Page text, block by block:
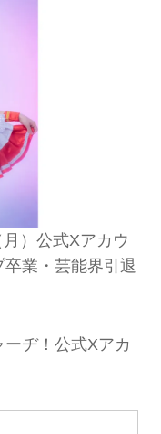
）公式Xアカウ
業・芸能界引退
ヂ！公式Xアカ